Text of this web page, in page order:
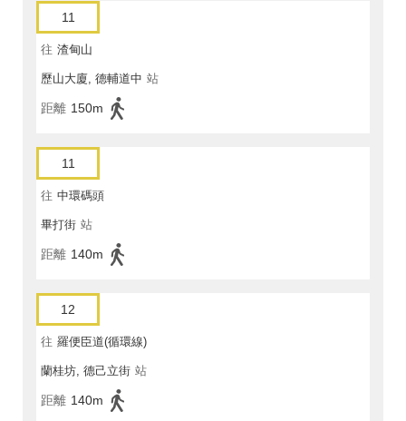
11
往 渣甸山
歷山大廈, 德輔道中 站
距離 150m
11
往 中環碼頭
畢打街 站
距離 140m
12
往 羅便臣道(循環線)
蘭桂坊, 德己立街 站
距離 140m